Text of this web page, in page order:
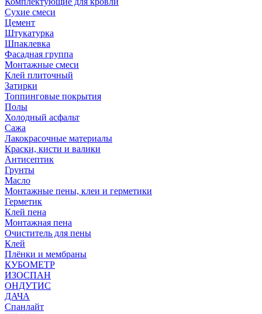
Сухие смеси
Цемент
Штукатурка
Шпаклевка
Фасадная группа
Монтажные смеси
Клей плиточный
Затирки
Топпинговые покрытия
Полы
Холодный асфальт
Сажа
Лакокрасочные материалы
Краски, кисти и валики
Антисептик
Грунты
Масло
Монтажные пены, клеи и герметики
Герметик
Клей пена
Монтажная пена
Очиститель для пены
Клей
Плёнки и мембраны
КУБОМЕТР
ИЗОСПАН
ОНДУТИС
ДАЧА
Спанлайт